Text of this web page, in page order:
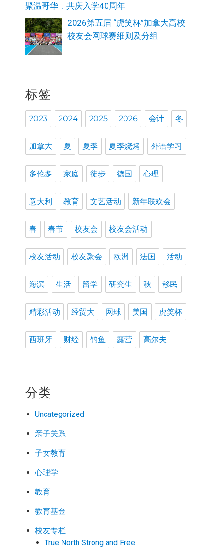
聚温哥华，共庆入学40周年
2026第五届 “虎笑杯”加拿大高校
校友会网球赛细则及分组
标签
2023 2024 2025 2026 会计 冬
加拿大 夏 夏季 夏季烧烤 外语学习
多伦多 家庭 徒步 德国 心理
意大利 教育 文艺活动 新年联欢会
春 春节 校友会 校友会活动
校友活动 校友聚会 欧洲 法国 活动
海滨 生活 留学 研究生 秋 移民
精彩活动 经贸大 网球 美国 虎笑杯
西班牙 财经 钓鱼 露营 高尔夫
分类
Uncategorized
亲子关系
子女教育
心理学
教育
教育基金
校友专栏
True North Strong and Free